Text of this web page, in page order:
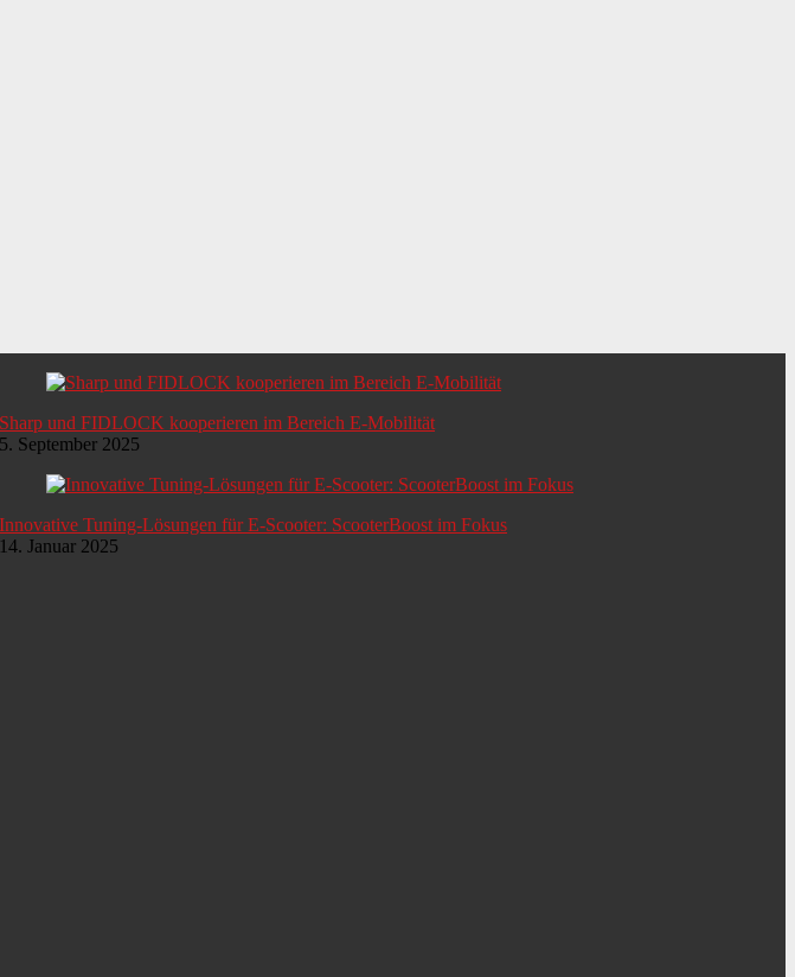
Sharp und FIDLOCK kooperieren im Bereich E-Mobilität
5. September 2025
Innovative Tuning-Lösungen für E-Scooter: ScooterBoost im Fokus
14. Januar 2025